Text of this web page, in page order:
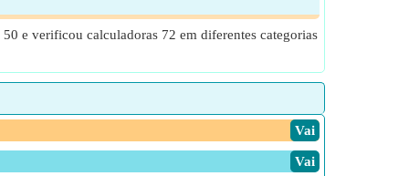
e verificou calculadoras 72 em diferentes categorias
Vai
Vai